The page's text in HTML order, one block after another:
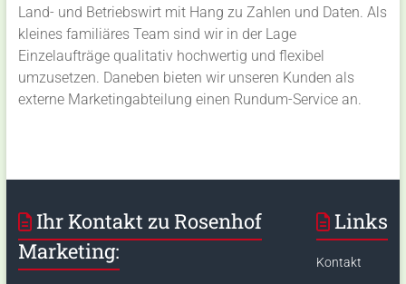
Land- und Betriebswirt mit Hang zu Zahlen und Daten. Als
kleines familiäres Team sind wir in der Lage
Einzelaufträge qualitativ hochwertig und flexibel
umzusetzen. Daneben bieten wir unseren Kunden als
externe Marketingabteilung einen Rundum-Service an.
Ihr Kontakt zu Rosenhof
Marketing:
Links
Kontakt